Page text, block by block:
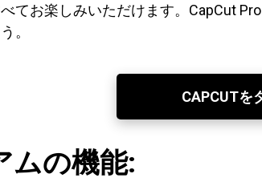
てお楽しみいただけます。CapCut
。
CAPCUTを
ムの機能: